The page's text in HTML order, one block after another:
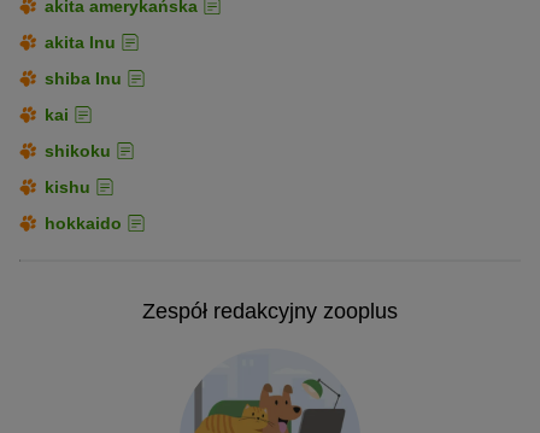
akita amerykańska
akita Inu
shiba Inu
kai
shikoku
kishu
hokkaido
Zespół redakcyjny zooplus